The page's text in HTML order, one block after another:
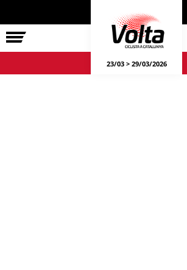
VOLTA
23/03 > 29/03/2026